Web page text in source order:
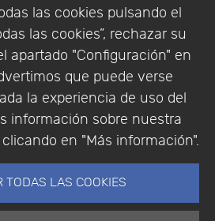
las cookies pulsando el
las cookies”, rechazar su
apartado "Configuración" en
que puede verse
la experiencia de uso del
información sobre nuestra
clicando en "Más información".
TODAS LAS COOKIES
| Política de Privacidad |
de Cookies
- 2026. Addlink Software
S.L.
Portugal.